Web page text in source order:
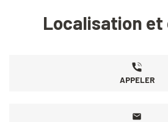
Localisation
APPELER